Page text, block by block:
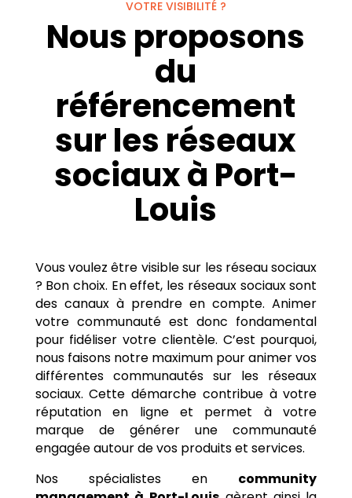
VOTRE VISIBILITÉ ?
Nous proposons
du
référencement
sur les réseaux
sociaux à Port-
Louis
Vous voulez être visible sur les réseau sociaux
? Bon choix. En effet, les réseaux sociaux sont
des canaux à prendre en compte. Animer
votre communauté est donc fondamental
pour fidéliser votre clientèle. C’est pourquoi,
nous faisons notre maximum pour animer vos
différentes communautés sur les réseaux
sociaux. Cette démarche contribue à votre
réputation en ligne et permet à votre
marque de générer une communauté
engagée autour de vos produits et services.
Nos spécialistes en community